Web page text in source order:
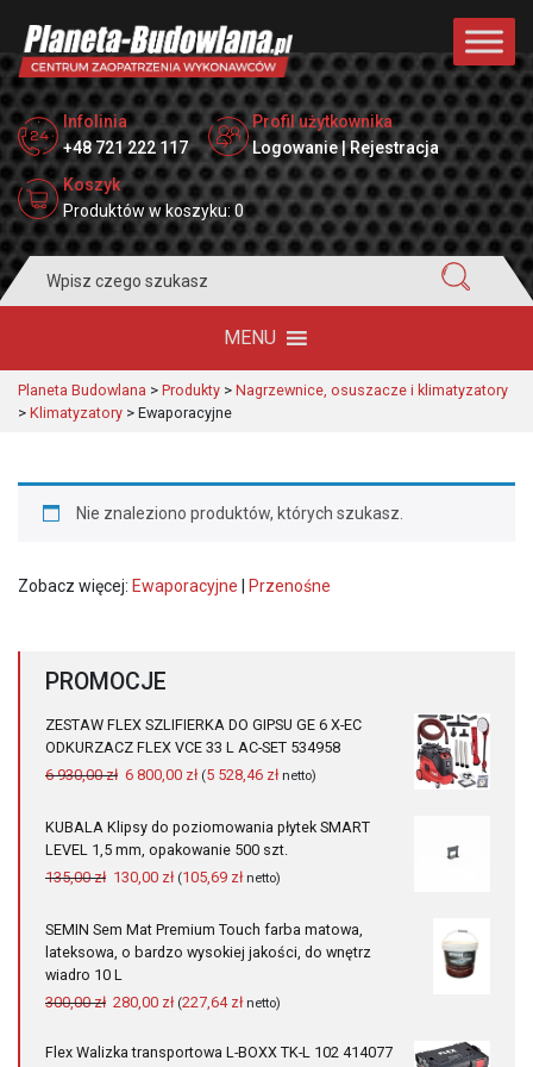
Infolinia
+48 721 222 117
Profil użytkownika
Logowanie | Rejestracja
Koszyk
Produktów w koszyku: 0
for:
MENU
Planeta Budowlana > Produkty > Nagrzewnice, osuszacze i klimatyzatory
> Klimatyzatory > Ewaporacyjne
Nie znaleziono produktów, których szukasz.
Zobacz więcej: Ewaporacyjne Przenośne
PROMOCJE
ZESTAW FLEX SZLIFIERKA DO GIPSU GE 6 X-EC
ODKURZACZ FLEX VCE 33 L AC-SET 534958
6 930,00zł Pierwotna
wynosiła:
6
930,00 zł.
6 800,00 złAktualna
wynosi:
(5 528,46 złnetto)
KUBALA Klipsy do poziomowania płytek SMART
LEVEL 1,5 mm, opakowanie 500 szt.
135,00zł Pierwotna
wynosiła:
135,00 zł.
130,00 złAktualna
wynosi:
130,00 zł.
(105,69 złnetto)
SEMIN Sem Mat Premium Touch farba matowa,
lateksowa, o bardzo wysokiej jakości, do wnętrz
wiadro 10 L
300,00zł Pierwotna
wynosiła:
280,00 złAktualna
wynosi:
(227,64 złnetto)
Flex Walizka transportowa L-BOXX TK-L 102 414077